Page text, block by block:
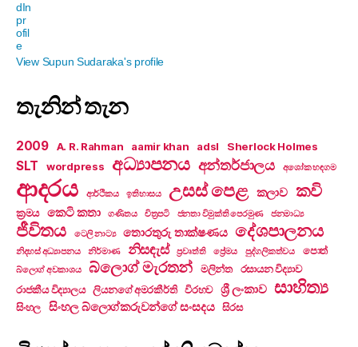
View Supun Sudaraka's profile
තැනින් තැන
2009 A. R. Rahman aamir khan adsl Sherlock Holmes
SLT wordpress අධ්‍යාපනය අන්තර්ජාලය අශෝක හඳගම
ආදරය ආර්ථිකය ඉතිහාසය උසස් පෙළ කලාව කවි
ක්‍රමය කෙටි කතා ගණිතය චිත්‍රපටි ජනතා විමුක්ති පෙරමුණ ජනමාධ්‍ය
ජීවිතය ටෙලි නාට්‍ය තොරතුරු තාක්ෂණය දේශපාලනය
නිදහස් අධ්‍යාපනය නිර්මාණ නිසඳැස් ප්‍රවෘත්ති ප්‍රේමය පුද්ගලිකත්වය පොත්
බ්ලොග් අවකාශය බ්ලොග් මැරතන් මලින්ත
රසායන විද්‍යාව
රාජකීය විද්‍යාලය
ලියනගේ අමරකීර්ති විරහව ශ්‍රී ලංකාව සාහිත්‍ය
සිංහල සිංහල බ්ලොග්කරුවන්ගේ සංසදය සිරස